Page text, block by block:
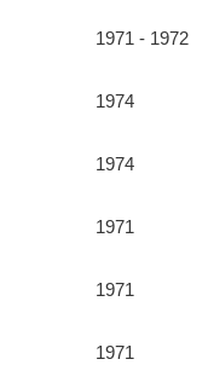
1971 - 1972
1974
1974
1971
1971
1971